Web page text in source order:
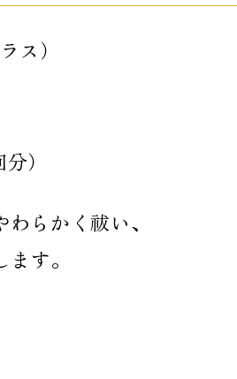
ス）
）
らかく祓い、
す。